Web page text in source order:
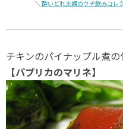
＼ 酔いどれ夫婦のウチ飲みコレ
チキンのパイナップル煮
【パプリカのマリネ】